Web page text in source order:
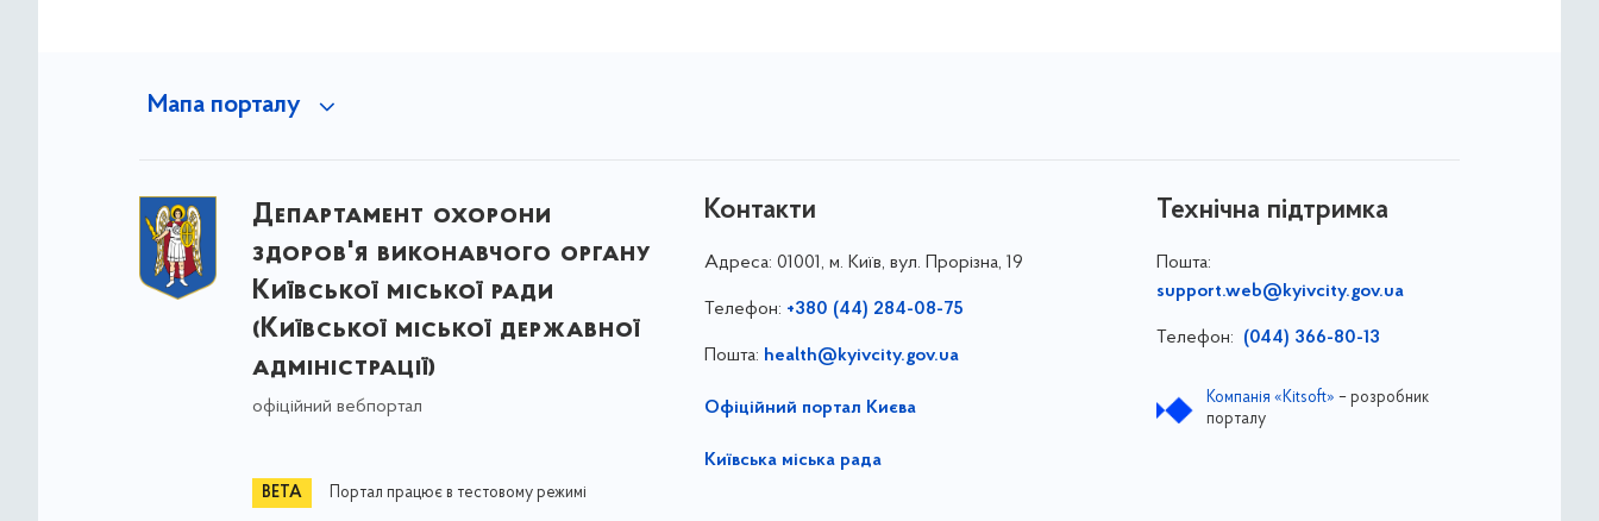
Мапа порталу
Департамент охорони
здоров'я виконавчого органу
Київської міської ради
(Київської міської державної
адміністрації)
офіційний вебпортал
Портал працює в тестовому режимі
Контакти
Адреса: 01001, м. Київ, вул. Прорізна, 19
Телефон: +380 (44) 284-08-75
Пошта: health@kyivcity.gov.ua
Офіційний портал Києва
Київська міська рада
Технічна підтримка
Пошта:
support.web@kyivcity.gov.ua
Телефон: (044) 366-80-13
Компанія «Kitsoft» – розробник
порталу